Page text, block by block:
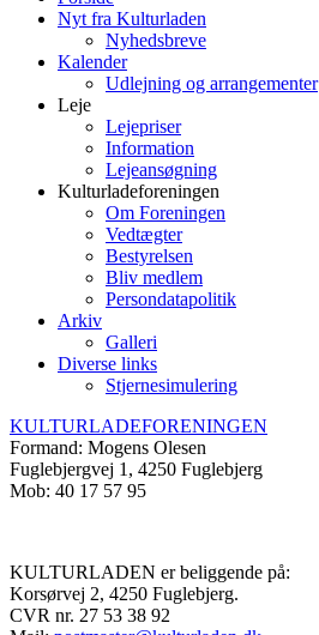
Nyt fra Kulturladen
Nyhedsbreve
Kalender
Udlejning og arrangementer
Leje
Lejepriser
Information
Lejeansøgning
Kulturladeforeningen
Om Foreningen
Vedtægter
Bestyrelsen
Bliv medlem
Persondatapolitik
Arkiv
Galleri
Diverse links
Stjernesimulering
KULTURLADEFORENINGEN
Formand: Mogens Olesen
Fuglebjergvej 1, 4250 Fuglebjerg
Mob: 40 17 57 95
KULTURLADEN er beliggende på:
Korsørvej 2, 4250 Fuglebjerg.
CVR nr. 27 53 38 92